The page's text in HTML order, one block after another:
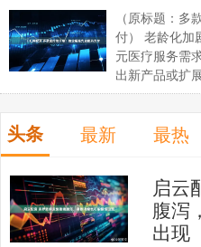
（原标题：
付） 老龄化加
元医疗服务需
出新产品或扩
头条 最新 最热
启云
腹泻
出现